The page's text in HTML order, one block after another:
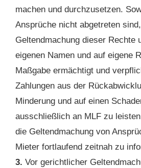
machen und durchzusetzen.
Ansprüche nicht abgetreten
Geltendmachung dieser Rechte
eigenen Namen und auf eigene
Maßgabe ermächtigt und
Zahlungen aus der
Minderung und auf einen
ausschließlich an MLF zu
die Geltendmachung von
Mieter fortlaufend zeitnah zu
3. Vor gerichtlicher